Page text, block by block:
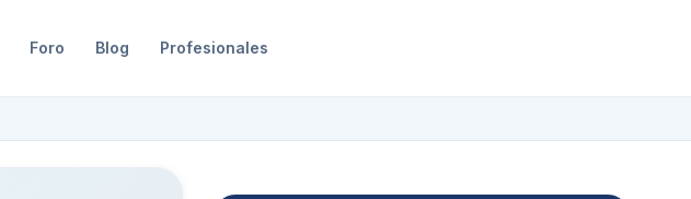
Foro Blog Profesionales